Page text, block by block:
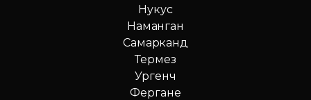
Нукус
Наманган
Самарканд
Термез
Ургенч
Фергане